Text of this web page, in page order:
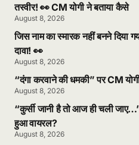
तस्वीर! 👀 CM योगी ने बताया कैसे
August 8, 2026
जिस नाम का स्मारक नहीं बनने दिया
दावा! 👀
August 8, 2026
“दंगा करवाने की धमकी” पर CM
August 8, 2026
“कुर्सी जानी है तो आज ही चली
हुआ वायरल?
August 8, 2026